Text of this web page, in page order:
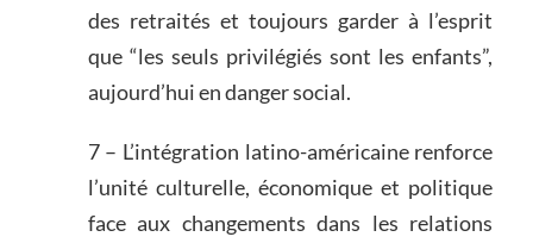
des retraités et toujours garder à l’esprit
que “les seuls privilégiés sont les enfants”,
aujourd’hui en danger social.
7 – L’intégration latino-américaine renforce
l’unité culturelle, économique et politique
face aux changements dans les relations